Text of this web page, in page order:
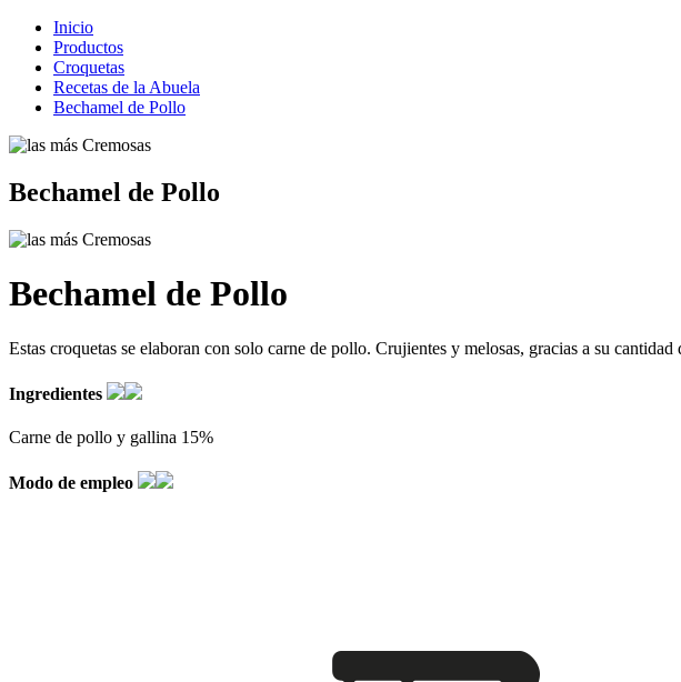
Inicio
Productos
Croquetas
Recetas de la Abuela
Bechamel de Pollo
Bechamel de Pollo
Bechamel de Pollo
Estas croquetas se elaboran con solo carne de pollo. Crujientes y melosas, gracias a su
Ingredientes
Carne de pollo y gallina 15%
Modo de empleo